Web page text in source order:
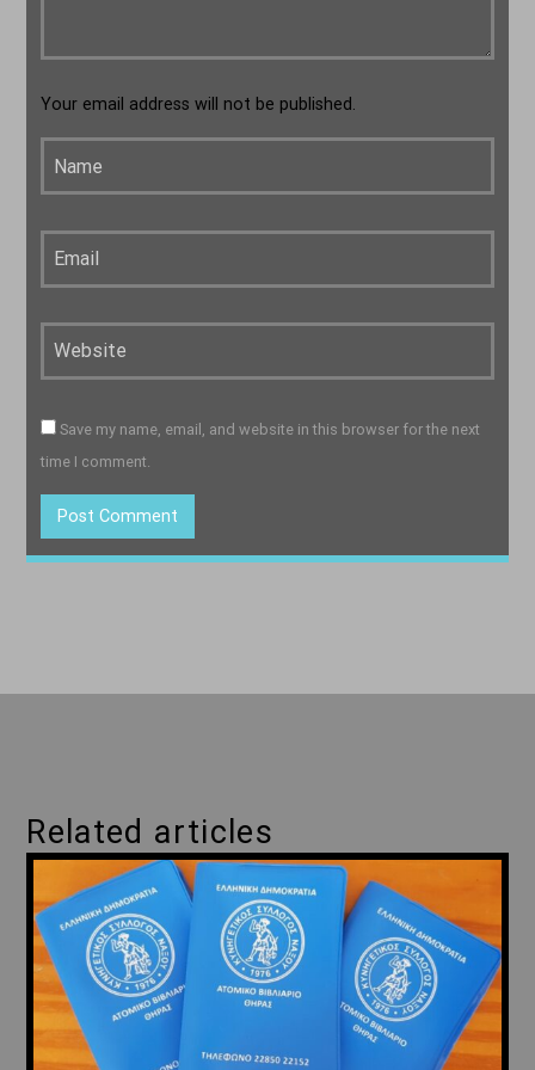
Your email address will not be published.
Save my name, email, and website in this browser for the next
time I comment.
Related articles